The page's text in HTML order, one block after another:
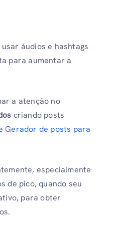
áudios e hashtags
para aumentar a
a atenção no
criando posts
Gerador de posts para
especialmente
de pico, quando seu
para obter